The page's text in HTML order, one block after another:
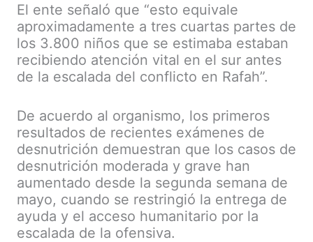
El ente señaló que “esto equivale
aproximadamente a tres cuartas partes de
los 3.800 niños que se estimaba estaban
recibiendo atención vital en el sur antes
de la escalada del conflicto en Rafah”.
De acuerdo al organismo, los primeros
resultados de recientes exámenes de
desnutrición demuestran que los casos de
desnutrición moderada y grave han
aumentado desde la segunda semana de
mayo, cuando se restringió la entrega de
ayuda y el acceso humanitario por la
escalada de la ofensiva.